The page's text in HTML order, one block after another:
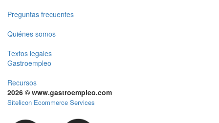
Preguntas frecuentes
Quiénes somos
Textos legales
Gastroempleo
Recursos
2026 © www.gastroempleo.com
Sitelicon Ecommerce Services